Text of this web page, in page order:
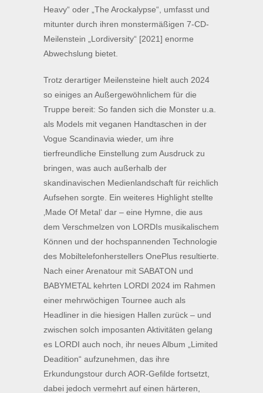
Heavy“ oder „The Arockalypse“, umfasst und
mitunter durch ihren monstermäßigen 7-CD-
Meilenstein „Lordiversity“ [2021] enorme
Abwechslung bietet.
Trotz derartiger Meilensteine hielt auch 2024
so einiges an Außergewöhnlichem für die
Truppe bereit: So fanden sich die Monster u.a.
als Models mit veganen Handtaschen in der
Vogue Scandinavia wieder, um ihre
tierfreundliche Einstellung zum Ausdruck zu
bringen, was auch außerhalb der
skandinavischen Medienlandschaft für reichlich
Aufsehen sorgte. Ein weiteres Highlight stellte
‚Made Of Metal‘ dar – eine Hymne, die aus
dem Verschmelzen von LORDIs musikalischem
Können und der hochspannenden Technologie
des Mobiltelefonherstellers OnePlus resultierte.
Nach einer Arenatour mit SABATON und
BABYMETAL kehrten LORDI 2024 im Rahmen
einer mehrwöchigen Tournee auch als
Headliner in die hiesigen Hallen zurück – und
zwischen solch imposanten Aktivitäten gelang
es LORDI auch noch, ihr neues Album „Limited
Deadition“ aufzunehmen, das ihre
Erkundungstour durch AOR-Gefilde fortsetzt,
dabei jedoch vermehrt auf einen härteren,